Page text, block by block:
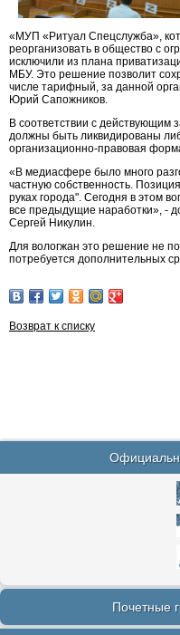
«МУП «Ритуал Спецслужба»,
реорганизовать в общество с
исключили из плана
МБУ. Это решение позволит
числе тарифный, за данной
Юрий Сапожников.
В соответствии с действующим
должны быть ликвидированы
организационно-правовая
«В медиасфере было много
частную собственность.
руках города". Сегодня в этом
все предыдущие наработки», -
Сергей Никулин.
Для вологжан это решение не
потребуется дополнительных
Возврат к списку
Почетные